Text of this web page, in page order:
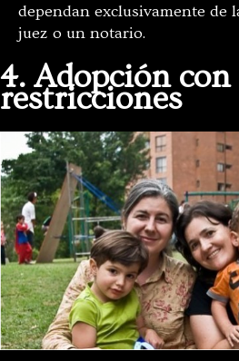
dependan exclusivamente de
juez o un notario.
4. Adopción con
restricciones